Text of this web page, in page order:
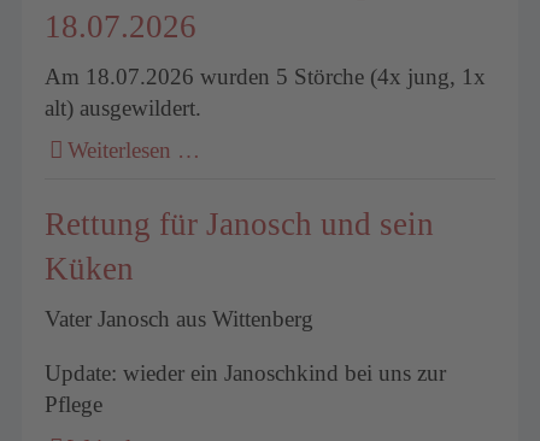
18.07.2026
Am 18.07.2026 wurden 5 Störche (4x jung, 1x
alt) ausgewildert.
Weiterlesen …
Rettung für Janosch und sein
Küken
Vater Janosch aus Wittenberg
Update: wieder ein Janoschkind bei uns zur
Pflege